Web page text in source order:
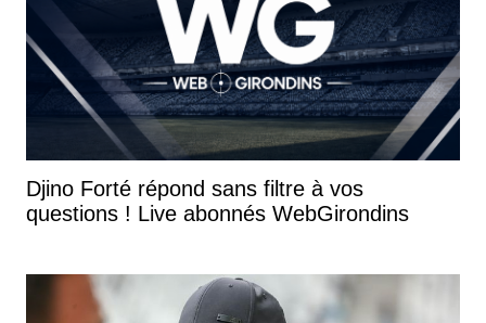
Djino Forté répond sans filtre à vos
questions ! Live abonnés WebGirondins